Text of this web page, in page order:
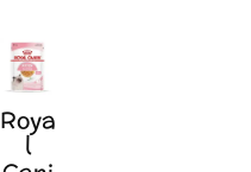
Roya
l